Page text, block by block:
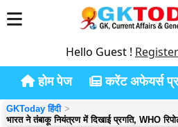
Hello Guest !
होम पेज करेंट अफेयर्स
GKToday हिंदी
भारत ने तंबाकू नियंत्रण में दिखाई प्रगति, WHO